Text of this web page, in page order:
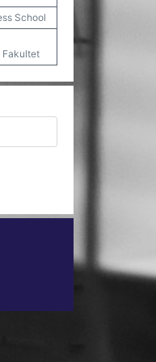
School
Fakultet